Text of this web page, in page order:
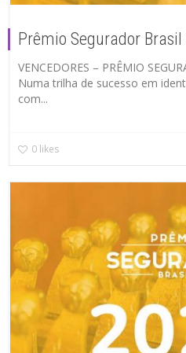
Prêmio Segurador
VENCEDORES – PRÊMIO
Numa trilha de sucesso em
com...
0 likes